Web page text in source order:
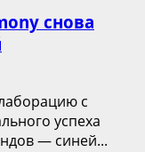
снова
с
успеха
— синей...